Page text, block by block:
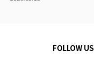
FOLLOW US